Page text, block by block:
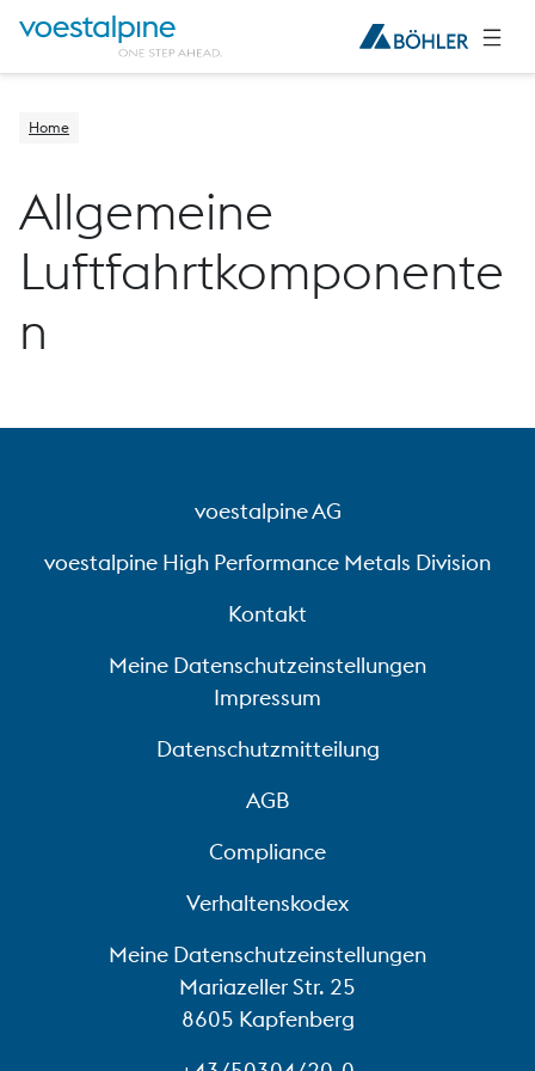
Home
Allgemeine
Luftfahrtkomponente
n
voestalpine AG
voestalpine High Performance Metals Division
Kontakt
Meine Datenschutzeinstellungen
Impressum
Datenschutzmitteilung
AGB
Compliance
Verhaltenskodex
Meine Datenschutzeinstellungen
Mariazeller Str. 25
8605 Kapfenberg